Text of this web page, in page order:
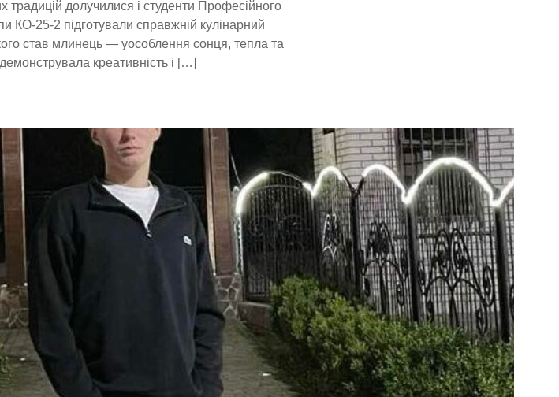
традицій долучилися і студенти Професійного
КО-25-2 підготували справжній кулінарний
став млинець — уособлення сонця, тепла та
креативність і […]